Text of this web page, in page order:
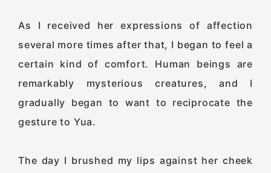
As I received her expressions of affection
several more times after that, I began to feel a
certain kind of comfort. Human beings are
remarkably mysterious creatures, and I
gradually began to want to reciprocate the
gesture to Yua.
The day I brushed my lips against her cheek